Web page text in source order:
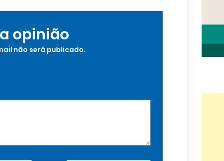
opinião
não será publicado.